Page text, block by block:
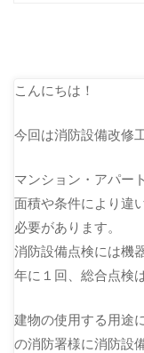
こんにちは！
今回は消防設備改修
マンション・アパー
面積や条件により違
必要があります。
消防設備点検には機
年に１回、総合点検
建物の使用する用途
の消防署様に消防設